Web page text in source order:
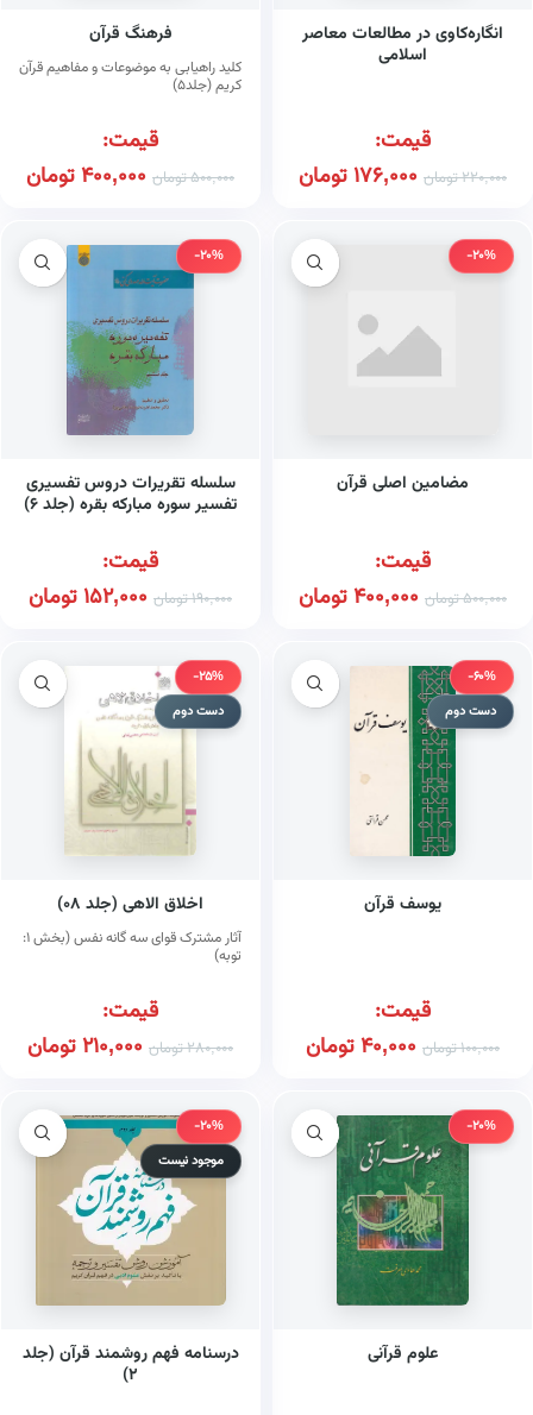
انگاره‌کاوی در مطالعات معاصر
اسلامی
قیمت:
220,000تومان 176,000تومان
فرهنگ قرآن
کلید راهیابی به موضوعات و مفاهیم قرآن
کریم (جلد۵)
قیمت:
500,000تومان 400,000تومان
-20%
مضامین اصلی قرآن
قیمت:
500,000تومان 400,000تومان
-20%
سلسله تقریرات دروس تفسیری
تفسیر سوره مبارکه بقره (جلد ۶)
قیمت:
190,000تومان 152,000تومان
-60%
دست دوم
یوسف قرآن
قیمت:
100,000تومان 40,000تومان
-25%
دست دوم
اخلاق الاهی (جلد ۰۸)
آثار مشترک قوای سه گانه نفس (بخش ۱:
توبه)
قیمت:
280,000تومان 210,000تومان
-20%
علوم قرآنی
-20%
موجود نیست
درسنامه فهم روشمند قرآن (جلد
۲)